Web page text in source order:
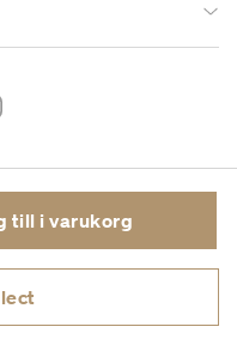
till i varukorg
8701